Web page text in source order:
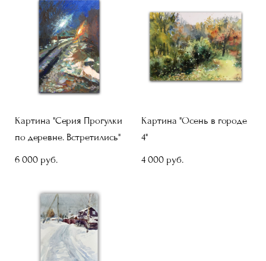
Картина "Серия Прогулки
по деревне. Встретились"
6 000 pуб.
Картина "Осень в городе
4"
4 000 pуб.